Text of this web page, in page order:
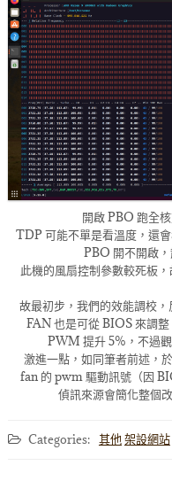
開啟 PBO 跑全
TDP 可能不單是看溫度，還
PBO 開不開啟
此機的風扇控制參數較死板
故最初步，我們的效能調校
FAN 也是可從 BIOS 來調整
PWM 提升 5%，不過
激進一點，如同筆者前述，
fan 的 pwm 驅動訊號（因
偵訊來源會簡化整個
Categories: 其他架設網站